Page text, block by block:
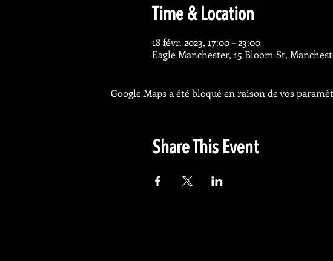
Time & Location
18 févr. 2023, 17:00 – 23:00
Eagle Manchester, 15 Bloom St,
Google Maps a été bloqué en raison de vos
Share This Event